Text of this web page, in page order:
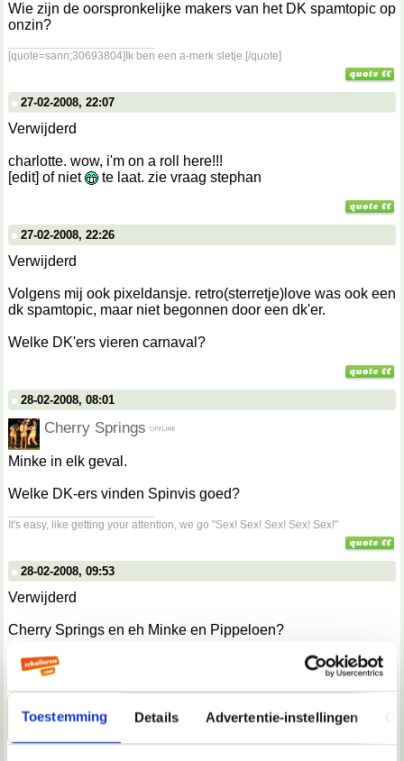
Toestemming Details Advertentie-instellingen
Wie zijn de oorspronkelijke makers van het DK spamtopic op
onzin?
[quote=sann;30693804]Ik ben een a-merk sletje.[/quote]
27-02-2008, 22:07
Verwijderd
charlotte. wow, i'm on a roll here!!!
[edit] of niet
te laat. zie vraag stephan
27-02-2008, 22:26
Verwijderd
Volgens mij ook pixeldansje. retro(sterretje)love was ook een
dk spamtopic, maar niet begonnen door een dk'er.
Welke DK'ers vieren carnaval?
28-02-2008, 08:01
Cherry Springs
Minke in elk geval.
Welke DK-ers vinden Spinvis goed?
It's easy, like getting your attention, we go "Sex! Sex! Sex! Sex! Sex!"
28-02-2008, 09:53
Verwijderd
Cherry Springs en eh Minke en Pippeloen?
Welke DK-ers vinden Spinvis kut?
28-02-2008, 10:04
Verwijderd